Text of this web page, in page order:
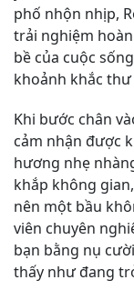
phố nhộn nhịp,
trải nghiệm
bề của cuộc
khoảnh khắc thư
Khi bước chân
cảm nhận được
hương nhẹ
khắp không
nên một bầu
viên chuyên
bạn bằng nụ
thấy như đang